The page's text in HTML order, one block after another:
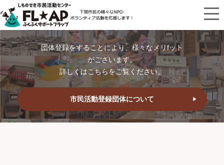
団体登録をすることにより、様々なメリfット
がございます。
詳しくはこちらをご覧ください。
市民活動登録団体について